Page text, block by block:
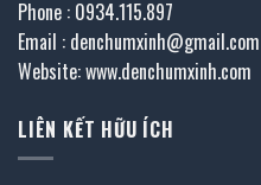
Phone : 0934.115.897
Email : denchumxinh@gmail.com
Website: www.denchumxinh.com
LIÊN KẾT HỮU ÍCH